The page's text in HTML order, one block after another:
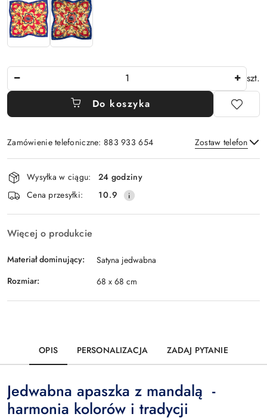
szt.
Do koszyka
Zamówienie telefoniczne: 883 933 654 Zostaw telefon
Wyślij
Dostępność
i
dostawa
Wysyłka w ciągu:
24 godziny
Cena przesyłki:
10.9
Więcej o produkcie
Materiał dominujący:
Satyna jedwabna
Rozmiar:
68 x 68 cm
OPIS PERSONALIZACJA ZADAJ PYTANIE
Jedwabna apaszka z mandalą -
harmonia kolorów i tradycji